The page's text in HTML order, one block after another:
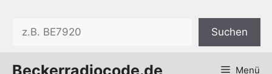
springen
Suchen
Beckerradiocode.de Menü